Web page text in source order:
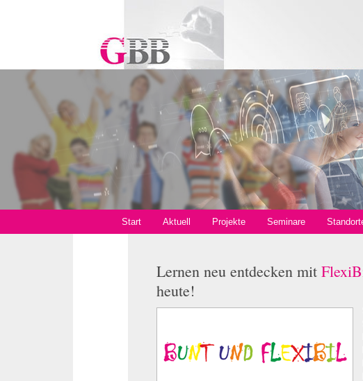
Start Aktuell Projekte Seminare
Lernen neu entdecken mit
heute!